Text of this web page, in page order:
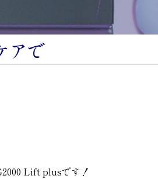
アで
Lift plusです！